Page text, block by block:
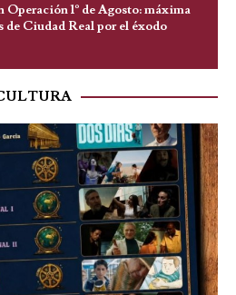
1º de Agosto: máxima
de Ciudad Real por el éxodo